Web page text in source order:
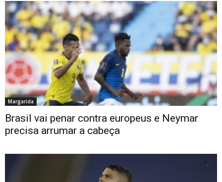
Margarida
Brasil vai penar contra europeus e Neymar
precisa arrumar a cabeça